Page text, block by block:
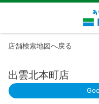
店舗検索地図へ戻る
出雲北本町店